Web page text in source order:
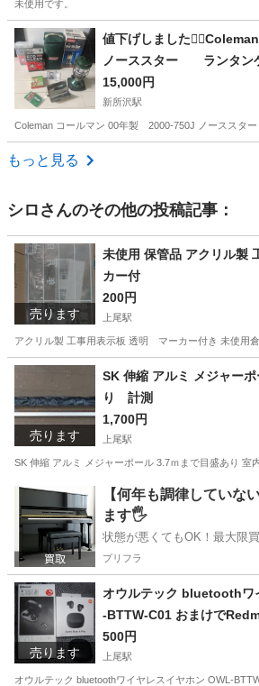
未使用です。
埼玉 久喜市 花崎駅 その他
値下げしました
ノーススター ランタン
新品4l
15,000円
新所沢駅
Coleman コールマン 00年製 2000-750J ノーススタ
埼玉 所沢市
もっと見る
シロ さんのその他の投稿記事：
売ります
未使用 保管品 アクリル製
カー付
200円
上尾駅
アクリル製 工事用表示板 透明 マーカー付き 未使用
埼玉 上尾市 上尾駅 アクリル
売ります
SK 伸縮 アルミ メジャー
り 計測
1,700円
上尾駅
SK 伸縮 アルミ メジャーポール 3.7ｍまで目盛あり
埼玉 上尾市 上尾駅 その他 アルミ
【何年も調律していな
ます🖐️
状態が悪くてもOK！最大限
プリフラ
売ります
オウルテック bluetoothワ
-BTTW-C01 おまけで
ワイヤレスイヤホン ブラッ
500円
上尾駅
オウルテック bluetoothワイヤレスイヤホン OWL-